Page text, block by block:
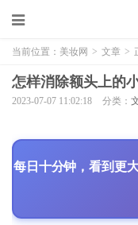
当前位置： 美妆网 > 文章 >
怎样消除额头上的
2023-07-07 11:02:18 分类：
每日十分钟，看到更